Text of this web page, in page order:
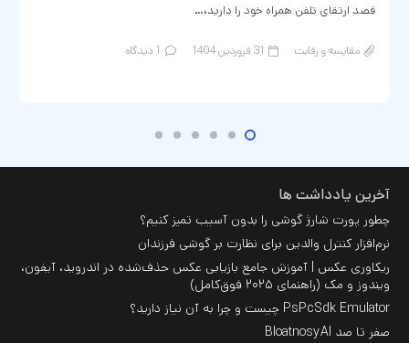
سخت‌افزار و نرم‌افزار صحبت کنیم. اپل هر سال یه نسل جدید از
آخرین یادداشت ها
چطور پورت شارژ گوشی را بدون آسیب تمیز کنیم؟
نرم‌افزار کنترل والدین برای نظارت بر گوشی فرزندان
ریکاوری عکس | آموزش جامع بازیابی عکس حذف‌شده در اندروید، آیفون،
ویندوز و مک (راهنمای ۲۰۲۵ فوق‌کامل)
PsPcSdk Emulator چیست و چرا به آن نیاز دارید؟
صفر تا صد BloatnosyAI